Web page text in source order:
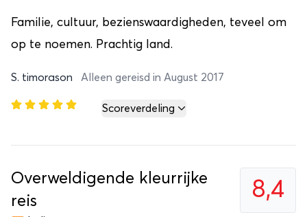
Familie, cultuur, bezienswaardigheden, teveel om
op te noemen. Prachtig land.
S. timorason Alleen gereisd in August 2017
Scoreverdeling
8,4
Overweldigende kleurrijke
reis